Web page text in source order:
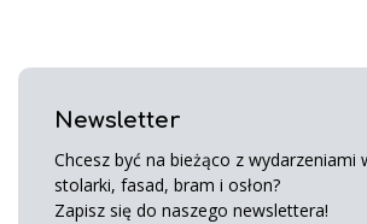
Newsletter
Chcesz być na bieżąco z wydarzeniami
stolarki, fasad, bram i osłon?
Zapisz się do naszego newslettera!